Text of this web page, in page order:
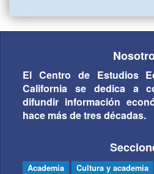
El Centro de Estudios
California se dedica a
difundir información
hace más de tres décadas.
Academia Cultura y academia